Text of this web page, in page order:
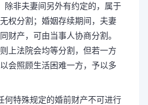
除非夫妻间另外有约定的，属于
权分割；婚姻存续期间，夫妻
财产，可由当事人协商分割。
上法院会均等分割，但若一方
会照顾生活困难一方，予以多
何特殊规定的婚前财产不可进行